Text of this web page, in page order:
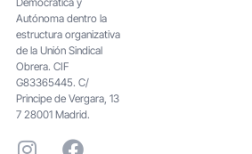
Autónoma dentro la
estructura organizativa
de la Unión Sindical
Obrera. CIF
G83365445. C/
Principe de Vergara, 13
7 28001 Madrid.